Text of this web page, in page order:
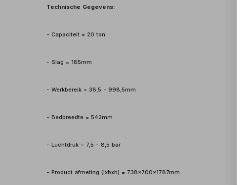
Technische Gegevens:
- Capaciteit = 20 ton
- Slag = 185mm
- Werkbereik = 38,5 - 998,5mm
- Bedbreedte = 542mm
- Luchtdruk = 7,5 - 8,5 bar
- Product afmeting (lxbxh) = 738x700x1787mm